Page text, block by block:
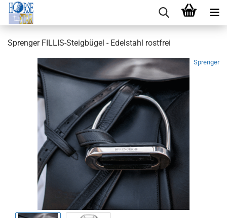
Sprenger FILLIS-Steigbügel - Edelstahl rostfrei
Sprenger